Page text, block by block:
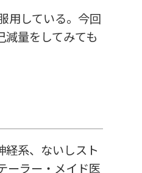
用している。今回
量をしてみても
経系、ないしスト
ーラー・メイド医